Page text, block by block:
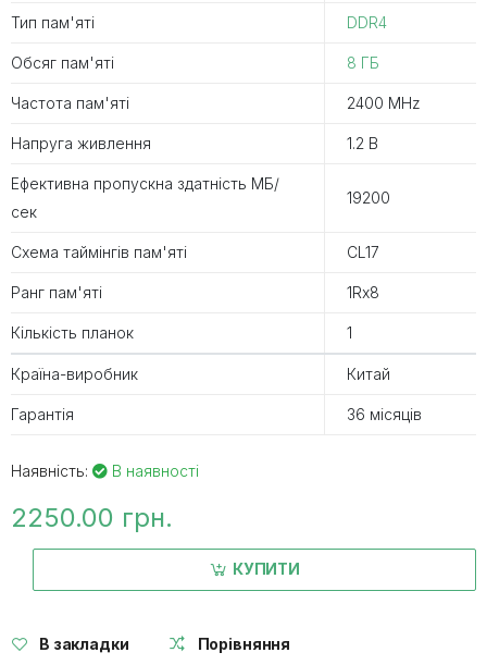
Тип пам'яті DDR4
Обсяг пам'яті 8 ГБ
Частота пам'яті 2400 MHz
Напруга живлення 1.2 В
Ефективна пропускна здатність MБ/
сек
19200
Схема таймінгів пам'яті CL17
Ранг пам'яті 1Rx8
Кількість планок 1
Країна-виробник Китай
Гарантія 36 місяців
Наявність: В наявності
2250.00 грн.
КУПИТИ
В закладки Порівняння